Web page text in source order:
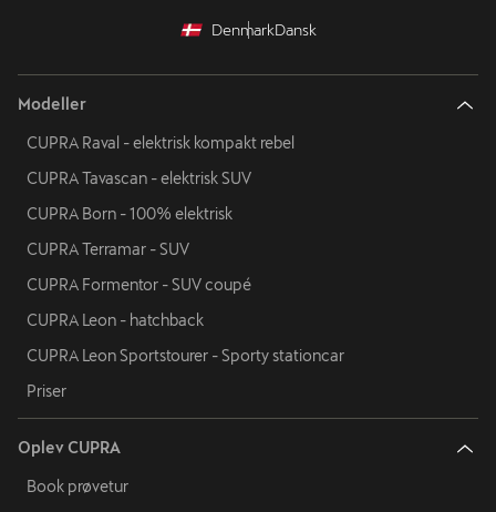
DenmarkDansk
Modeller
CUPRA Raval - elektrisk kompakt rebel
CUPRA Tavascan - elektrisk SUV
CUPRA Born - 100% elektrisk
CUPRA Terramar - SUV
CUPRA Formentor - SUV coupé
CUPRA Leon - hatchback
CUPRA Leon Sportstourer - Sporty stationcar
Priser
Oplev CUPRA
Book prøvetur